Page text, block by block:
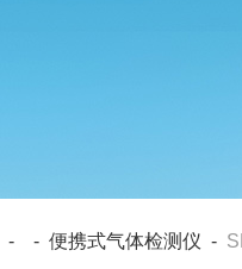
- - 便携式气体检测仪 -